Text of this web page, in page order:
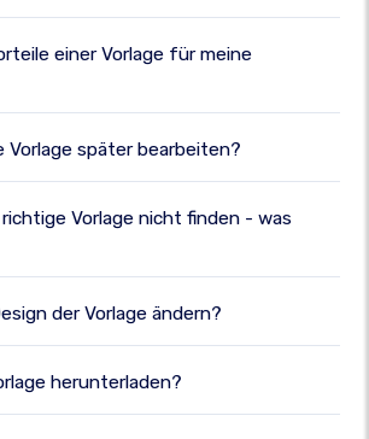
einer Vorlage für meine
Vorlage später bearbeiten?
Vorlage nicht finden - was
der Vorlage ändern?
herunterladen?